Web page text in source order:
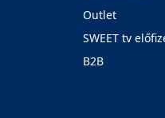
Outlet
SWEET tv
B2B